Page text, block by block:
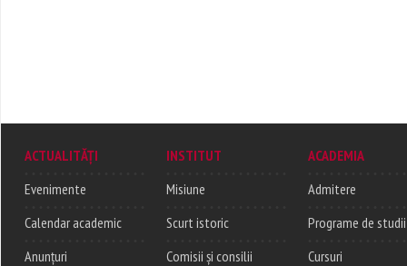
ACTUALITĂȚI
Evenimente
Calendar academic
Anunțuri
INSTITUT
Misiune
Scurt istoric
Comisii și consilii
ACADEMIA
Admitere
Programe de studii
Cursuri